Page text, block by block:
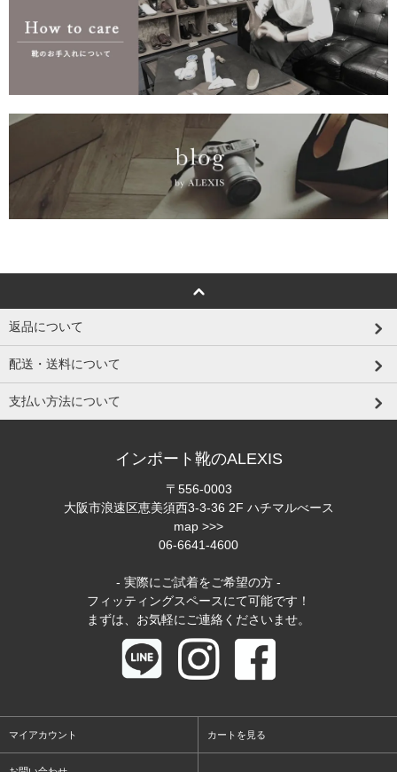
返品について
配送・送料について
支払い方法について
インポート靴のALEXIS
〒556-0003
大阪市浪速区恵美須西3-3-36 2F ハチマルべース
map >>>
06-6641-4600
- 実際にご試着をご希望の方 -
フィッティングスペースにて可能です！
まずは、お気軽にご連絡くださいませ。
マイアカウント カートを見る